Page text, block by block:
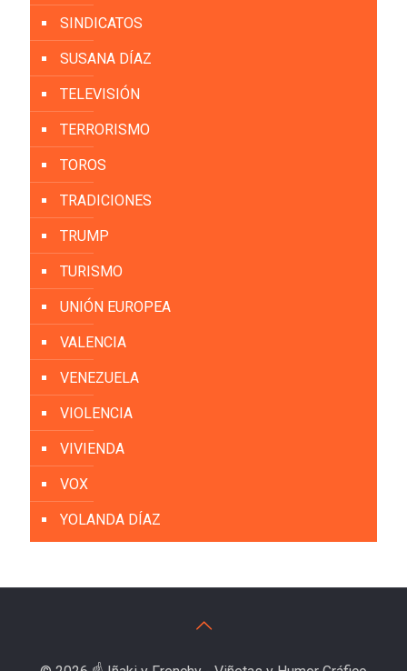
SINDICATOS
SUSANA DÍAZ
TELEVISIÓN
TERRORISMO
TOROS
TRADICIONES
TRUMP
TURISMO
UNIÓN EUROPEA
VALENCIA
VENEZUELA
VIOLENCIA
VIVIENDA
VOX
YOLANDA DÍAZ